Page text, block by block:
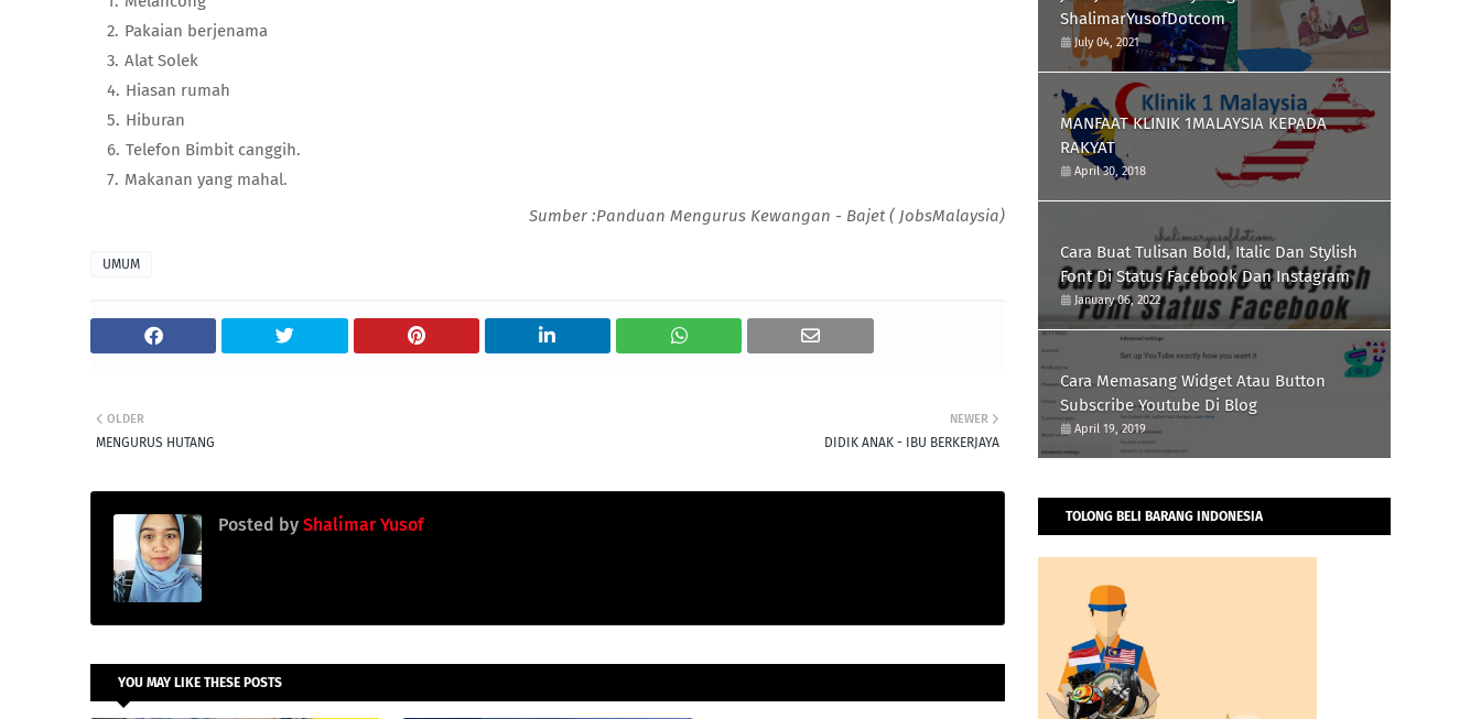
Pakaian berjenama
Alat Solek
Hiasan rumah
Hiburan
Telefon Bimbit canggih.
Makanan yang mahal.
Sumber :Panduan Mengurus Kewangan - Bajet ( JobsMalaysia)
UMUM
NEWER
DIDIK ANAK - IBU BERKERJAYA
OLDER
MENGURUS HUTANG
Posted by Shalimar Yusof
YOU MAY LIKE THESE POSTS
ShalimarYusofDotcom
July 04, 2021
MANFAAT KLINIK 1MALAYSIA KEPADA
RAKYAT
April 30, 2018
Cara Buat Tulisan Bold, Italic Dan Stylish
Font Di Status Facebook Dan Instagram
January 06, 2022
Cara Memasang Widget Atau Button
Subscribe Youtube Di Blog
April 19, 2019
TOLONG BELI BARANG INDONESIA